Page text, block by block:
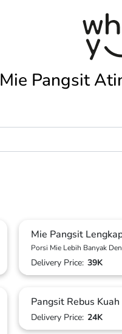
Mie Pangsit
Mie Pangsit
Porsi Mie Lebih Banyak
Delivery Price: 39K
Pangsit Rebus Kuah
Delivery Price: 24K